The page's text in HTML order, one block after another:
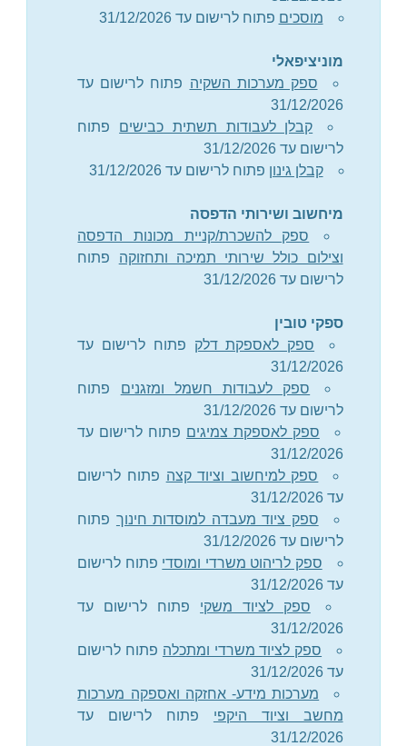
מוסכים פתוח לרישום עד 31/12/2026
מוניציפאלי
ספק מערכות השקיה פתוח לרישום עד
31/12/2026
קבלן לעבודות תשתית כבישים פתוח
לרישום עד 31/12/2026
קבלן גינון פתוח לרישום עד 31/12/2026
מיחשוב ושירותי הדפסה
ספק להשכרת/קניית מכונות הדפסה
וצילום כולל שירותי תמיכה ותחזוקה פתוח
לרישום עד 31/12/2026
ספקי טובין
ספק לאספקת דלק פתוח לרישום עד
31/12/2026
ספק לעבודות חשמל ומזגנים פתוח
לרישום עד 31/12/2026
ספק לאספקת צמיגים פתוח לרישום עד
31/12/2026
ספק למיחשוב וציוד קצה פתוח לרישום
עד 31/12/2026
ספק ציוד מעבדה למוסדות חינוך פתוח
לרישום עד 31/12/2026
ספק לריהוט משרדי ומוסדי פתוח לרישום
עד 31/12/2026
ספק לציוד משקי פתוח לרישום עד
31/12/2026
ספק לציוד משרדי ומתכלה פתוח לרישום
עד 31/12/2026
מערכות מידע- אחזקה ואספקה מערכות
מחשב וציוד היקפי פתוח לרישום עד
31/12/2026